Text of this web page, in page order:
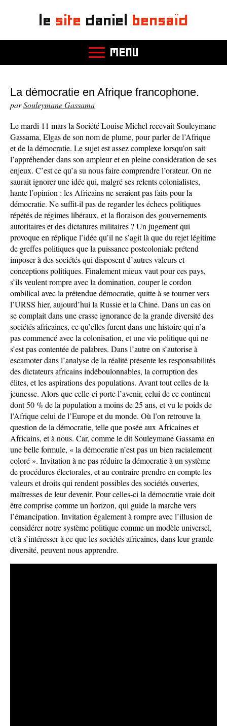
le site daniel bensaïd
MENU
La démocratie en Afrique francophone.
parSouleymane Gassama
Le mardi 11 mars la Société Louise Michel recevait Souleymane
Gassama, Elgas de son nom de plume, pour parler de l’Afrique
et de la démocratie. Le sujet est assez complexe lorsqu’on sait
l’appréhender dans son ampleur et en pleine considération de ses
enjeux. C’est ce qu’a su nous faire comprendre l’orateur. On ne
saurait ignorer une idée qui, malgré ses relents colonialistes,
hante l’opinion : les Africains ne seraient pas faits pour la
démocratie. Ne suffit-il pas de regarder les échecs politiques
répétés de régimes libéraux, et la floraison des gouvernements
autoritaires et des dictatures militaires ? Un jugement qui
provoque en réplique l’idée qu’il ne s’agit là que du rejet légitime
de greffes politiques que la puissance postcoloniale prétend
imposer à des sociétés qui disposent d’autres valeurs et
conceptions politiques. Finalement mieux vaut pour ces pays,
s’ils veulent rompre avec la domination, couper le cordon
ombilical avec la prétendue démocratie, quitte à se tourner vers
l’URSS hier, aujourd’hui la Russie et la Chine. Dans un cas on
se complait dans une crasse ignorance de la grande diversité des
sociétés africaines, ce qu’elles furent dans une histoire qui n’a
pas commencé avec la colonisation, et une vie politique qui ne
s’est pas contentée de palabres. Dans l’autre on s’autorise à
escamoter dans l’analyse de la réalité présente les responsabilités
des dictateurs africains indéboulonnables, la corruption des
élites, et les aspirations des populations. Avant tout celles de la
jeunesse. Alors que celle-ci porte l’avenir, celui de ce continent
dont 50 % de la population a moins de 25 ans, et vu le poids de
l’Afrique celui de l’Europe et du monde. Où l’on retrouve la
question de la démocratie, telle que posée aux Africaines et
Africains, et à nous. Car, comme le dit Souleymane Gassama en
une belle formule, « la démocratie n’est pas un bien racialement
coloré ». Invitation à ne pas réduire la démocratie à un système
de procédures électorales, et au contraire prendre en compte les
valeurs et droits qui rendent possibles des sociétés ouvertes,
maîtresses de leur devenir. Pour celles-ci la démocratie vraie doit
être comprise comme un horizon, qui guide la marche vers
l’émancipation. Invitation également à rompre avec l’illusion de
considérer notre système politique comme un modèle universel,
et à s’intéresser à ce que les sociétés africaines, dans leur grande
diversité, peuvent nous apprendre.